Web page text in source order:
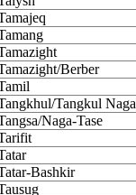
Berber
Tangkul Naga
Naga-Tase
Bashkir